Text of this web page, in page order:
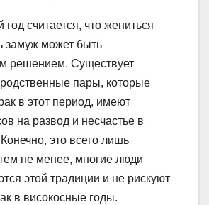
год считается, что жениться
замуж может быть
решением. Существует
пары, которые
в этот период, имеют
на развод и несчастье в
это всего лишь
не менее, многие люди
этой традиции и не рискуют
в високосные годы.